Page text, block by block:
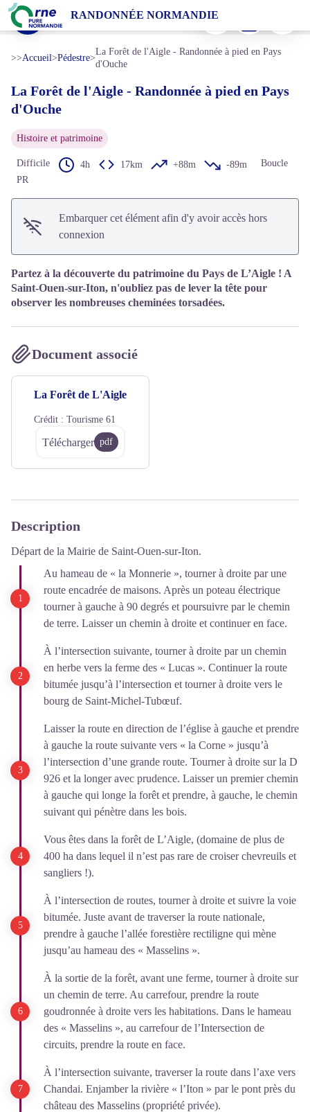
RANDONNÉE NORMANDIE
La Forêt de l'Aigle - Randonnée à pied en Pays d'Ouche
Voir l'image en plein écran
Imprimer
>>Accueil>Pédestre>
La Forêt de l'Aigle - Randonnée à pied en Pays
d'Ouche
La Forêt de l'Aigle - Randonnée à pied en Pays
d'Ouche
Histoire et patrimoine
Difficile 4h 17km +88m -89m
Boucle
PR
Embarquer cet élément afin d'y avoir accès hors
connexion
Partez à la découverte du patrimoine du Pays de L’Aigle ! A
Saint-Ouen-sur-Iton, n'oubliez pas de lever la tête pour
observer les nombreuses cheminées torsadées.
Document associé
La Forêt de L'Aigle
Crédit : Tourisme 61
Télécharger pdf
Description
Départ de la Mairie de Saint-Ouen-sur-Iton.
Au hameau de « la Monnerie », tourner à droite par une
route encadrée de maisons. Après un poteau électrique
tourner à gauche à 90 degrés et poursuivre par le chemin
de terre. Laisser un chemin à droite et continuer en face.
À l’intersection suivante, tourner à droite par un chemin
en herbe vers la ferme des « Lucas ». Continuer la route
bitumée jusqu’à l’intersection et tourner à droite vers le
bourg de Saint-Michel-Tubœuf.
Laisser la route en direction de l’église à gauche et prendre
à gauche la route suivante vers « la Corne » jusqu’à
l’intersection d’une grande route. Tourner à droite sur la D
926 et la longer avec prudence. Laisser un premier chemin
à gauche qui longe la forêt et prendre, à gauche, le chemin
suivant qui pénètre dans les bois.
Vous êtes dans la forêt de L’Aigle, (domaine de plus de
400 ha dans lequel il n’est pas rare de croiser chevreuils et
sangliers !).
À l’intersection de routes, tourner à droite et suivre la voie
bitumée. Juste avant de traverser la route nationale,
prendre à gauche l’allée forestière rectiligne qui mène
jusqu’au hameau des « Masselins ».
À la sortie de la forêt, avant une ferme, tourner à droite sur
un chemin de terre. Au carrefour, prendre la route
goudronnée à droite vers les habitations. Dans le hameau
des « Masselins », au carrefour de l’Intersection de
circuits, prendre la route en face.
À l’intersection suivante, traverser la route dans l’axe vers
Chandai. Enjamber la rivière « l’Iton » par le pont près du
château des Masselins (propriété privée).